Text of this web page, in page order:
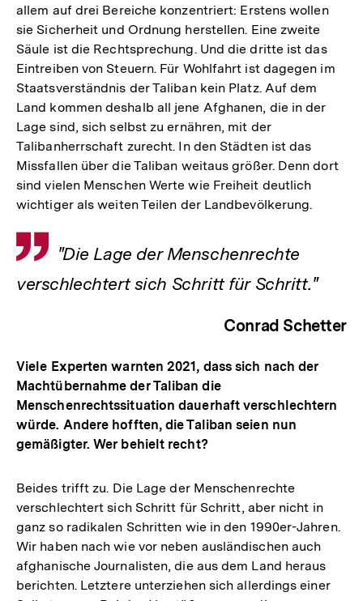
allem auf drei Bereiche konzentriert: Erstens wollen
sie Sicherheit und Ordnung herstellen. Eine zweite
Säule ist die Rechtsprechung. Und die dritte ist das
Eintreiben von Steuern. Für Wohlfahrt ist dagegen im
Staatsverständnis der Taliban kein Platz. Auf dem
Land kommen deshalb all jene Afghanen, die in der
Lage sind, sich selbst zu ernähren, mit der
Talibanherrschaft zurecht. In den Städten ist das
Missfallen über die Taliban weitaus größer. Denn dort
sind vielen Menschen Werte wie Freiheit deutlich
wichtiger als weiten Teilen der Landbevölkerung.
Zitat
"Die Lage der Menschenrechte
verschlechtert sich Schritt für Schritt."
Conrad Schetter
Viele Experten warnten 2021, dass sich nach der
Machtübernahme der Taliban die
Menschenrechtssituation dauerhaft verschlechtern
würde. Andere hofften, die Taliban seien nun
gemäßigter. Wer behielt recht?
Beides trifft zu. Die Lage der Menschenrechte
verschlechtert sich Schritt für Schritt, aber nicht in
ganz so radikalen Schritten wie in den 1990er-Jahren.
Wir haben nach wie vor neben ausländischen auch
afghanische Journalisten, die aus dem Land heraus
berichten. Letztere unterziehen sich allerdings einer